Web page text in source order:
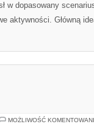
w dopasowany
aktywności. Główną
MOŻLIWOŚĆ